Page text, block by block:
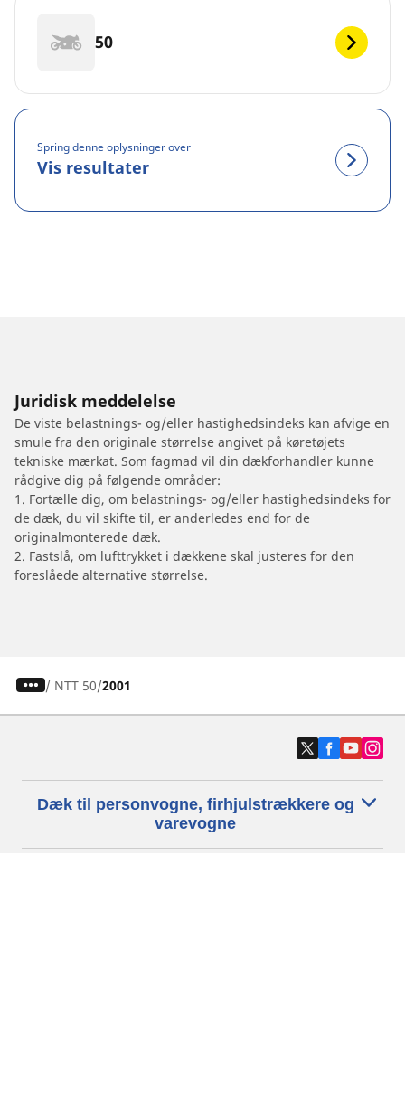
50
Spring denne oplysninger over
Vis resultater
Juridisk meddelelse
De viste belastnings- og/eller hastighedsindeks kan afvige en
smule fra den originale størrelse angivet på køretøjets
tekniske mærkat. Som fagmad vil din dækforhandler kunne
rådgive dig på følgende områder:
1. Fortælle dig, om belastnings- og/eller hastighedsindeks for
de dæk, du vil skifte til, er anderledes end for de
originalmonterede dæk.
2. Fastslå, om lufttrykket i dækkene skal justeres for den
foreslåede alternative størrelse.
/ NTT 50 2001
Dæk til personvogne, firhjulstrækkere og
varevogne